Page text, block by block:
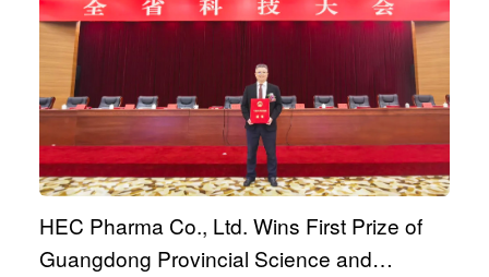
HEC Pharma Co., Ltd. Wins First Prize of
Guangdong Provincial Science and